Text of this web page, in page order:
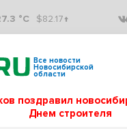
°C $82.17↑
Все новости
Новосибирской
области
поздравил
Днем строителя